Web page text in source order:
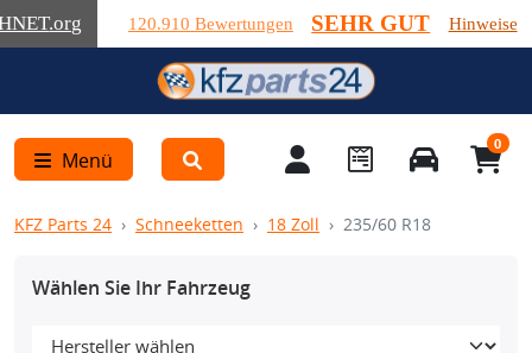
.org 120.910 Bewertungen SEHR GUT Hinweise
Menü
0
KFZ Parts 24 Schneeketten 18 Zoll 235/60 R18
Wählen Sie Ihr Fahrzeug